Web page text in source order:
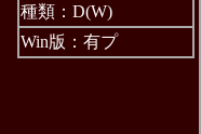
種類：D(W)
Win版：有プ